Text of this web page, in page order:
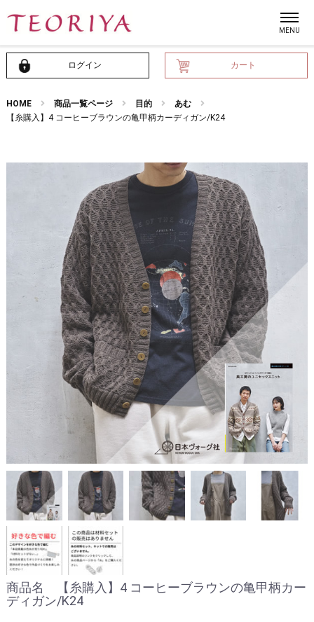
ログイン カート
HOME 商品一覧ページ 目的
あむ
【糸購入】4 コーヒーブラウンの亀甲柄カーディガン/K24
商品名 【糸購入】4 コーヒーブラウンの亀甲柄カー
ディガン/K24